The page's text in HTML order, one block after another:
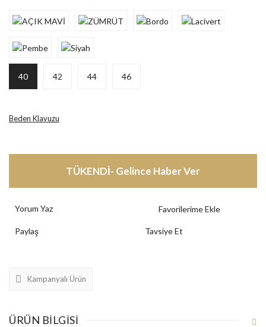
40 42 44 46
Beden Klavuzu
TÜKENDİ- Gelince Haber Ver
Yorum Yaz
Paylaş Tavsiye Et
Kampanyalı Ürün
ÜRÜN BILGISI